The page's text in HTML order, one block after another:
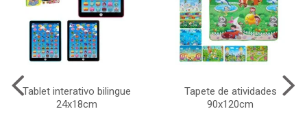
Tablet interativo bilingue
24x18cm
Tapete de atividades
90x120cm